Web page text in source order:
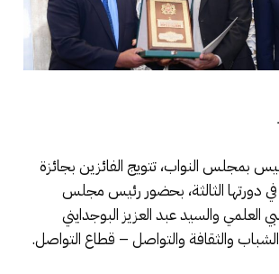
بمجلس النواب، تتويج الفائزين بجائزة
في دورتها الثالثة، بحضور رئيس مجلس
العلمي والسيد عبد العزيز البوجدايني
الشباب والثقافة والتواصل – قطاع التواصل.